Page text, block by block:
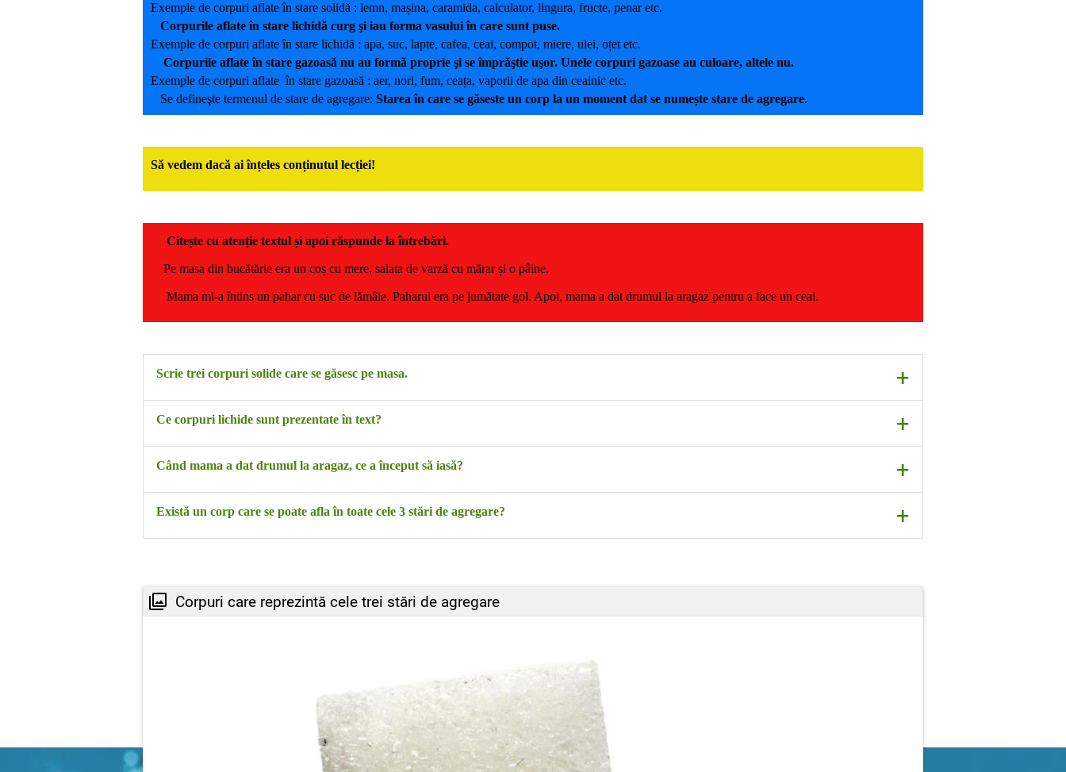
Exemple de corpuri aflate în stare solidă : lemn, mașina, caramida, calculator, lingura, fructe, penar etc.
Corpurile aflate în stare lichidă curg şi iau forma vasului în care sunt puse.
Exemple de corpuri aflate în stare lichidă : apa, suc, lapte, cafea, ceai, compot, miere, ulei, oțet etc.
Corpurile aflate în stare gazoasă nu au formă proprie şi se împrăştie uşor. Unele corpuri gazoase au culoare, altele nu.
Exemple de corpuri aflate în stare gazoasă : aer, nori, fum, ceața, vaporii de apa din ceainic etc.
Se defineşte termenul de stare de agregare: Starea în care se găseste un corp la un moment dat se numește stare de agregare.
Să vedem dacă ai înțeles conținutul lecției!
Citește cu atenție textul și apoi răspunde la întrebări.
Pe masa din bucătărie era un coș cu mere, salata de varză cu mărar și o pâine.
Mama mi-a întins un pahar cu suc de lămâie. Paharul era pe jumătate gol. Apoi, mama a dat drumul la aragaz pentru a face un ceai.
Scrie trei corpuri solide care se găsesc pe masa. +
Coș, pâine, mere.
Ce corpuri lichide sunt prezentate în text? +
În text sunt prezentate suc și ceai.
Când mama a dat drumul la aragaz, ce a început să iasă? +
Gaz
Există un corp care se poate afla în toate cele 3 stări de agregare? +
Corpuri care reprezintă cele trei stări de agregare